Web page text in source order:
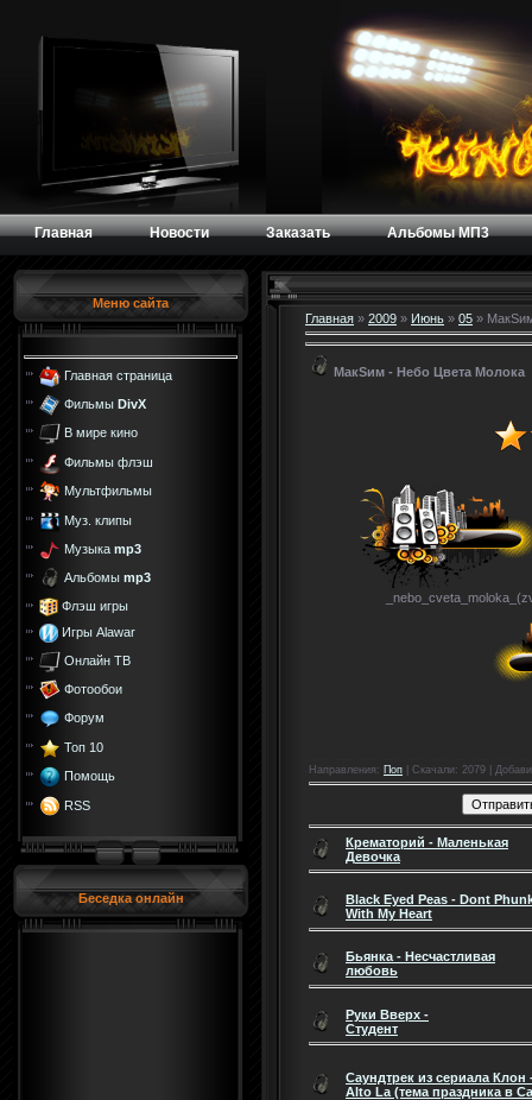
Главная Новости Заказать Альбомы МП3
Меню сайта
Главная страница
Фильмы DivX
В мире кино
Фильмы флэш
Мультфильмы
Муз. клипы
Музыка mp3
Альбомы mp3
Флэш игры
Игры Alawar
Онлайн ТВ
Фотообои
Форум
Топ 10
Помощь
RSS
Беседка онлайн
Главная » 2009 » Июнь » 05 »
МакSим - Небо Цвета Молока
Направления : Поп Скачали: 2079 |
Крематорий - Маленькая
Девочка
Black Eyed Peas - Dont
With My Heart
Бьянка - Несчастливая
любовь
Руки Вверх -
Студент
Cаундтрек из сериала
Alto La (тема праздника в